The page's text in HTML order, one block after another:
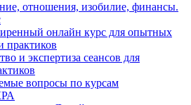
отношения, изобилие, финансы.
онлайн курс для опытных
практиков
и экспертиза сеансов для
вопросы по курсам